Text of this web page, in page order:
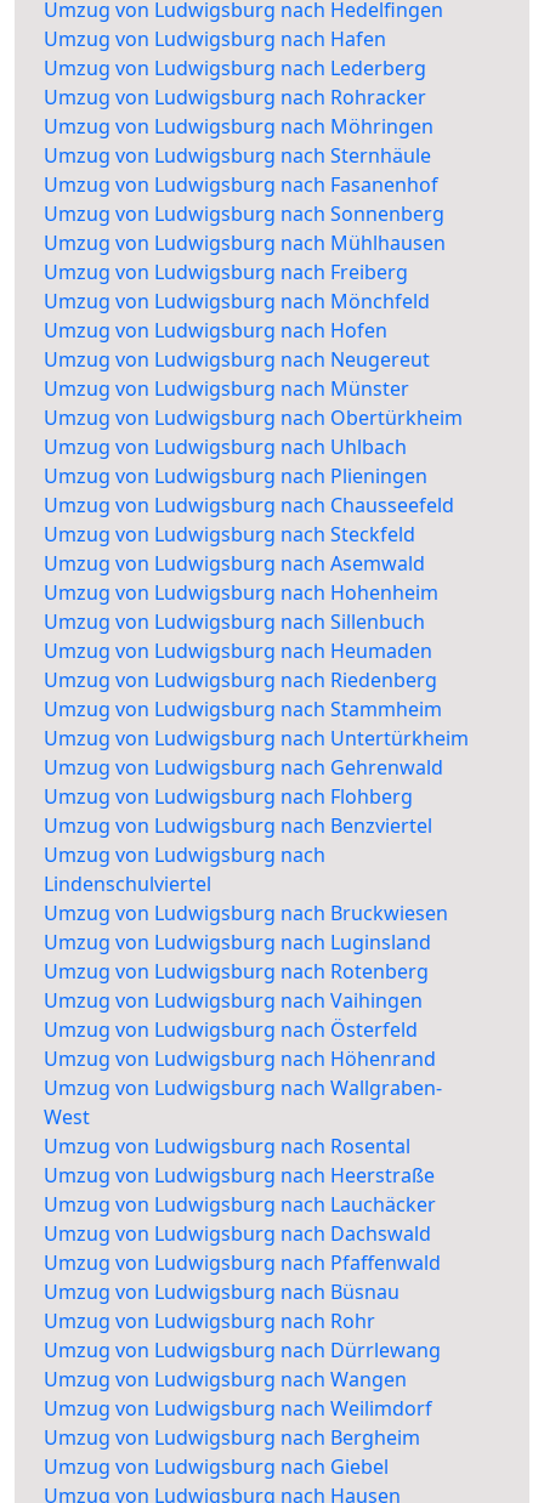
Umzug von Ludwigsburg nach Hedelfingen
Umzug von Ludwigsburg nach Hafen
Umzug von Ludwigsburg nach Lederberg
Umzug von Ludwigsburg nach Rohracker
Umzug von Ludwigsburg nach Möhringen
Umzug von Ludwigsburg nach Sternhäule
Umzug von Ludwigsburg nach Fasanenhof
Umzug von Ludwigsburg nach Sonnenberg
Umzug von Ludwigsburg nach Mühlhausen
Umzug von Ludwigsburg nach Freiberg
Umzug von Ludwigsburg nach Mönchfeld
Umzug von Ludwigsburg nach Hofen
Umzug von Ludwigsburg nach Neugereut
Umzug von Ludwigsburg nach Münster
Umzug von Ludwigsburg nach Obertürkheim
Umzug von Ludwigsburg nach Uhlbach
Umzug von Ludwigsburg nach Plieningen
Umzug von Ludwigsburg nach Chausseefeld
Umzug von Ludwigsburg nach Steckfeld
Umzug von Ludwigsburg nach Asemwald
Umzug von Ludwigsburg nach Hohenheim
Umzug von Ludwigsburg nach Sillenbuch
Umzug von Ludwigsburg nach Heumaden
Umzug von Ludwigsburg nach Riedenberg
Umzug von Ludwigsburg nach Stammheim
Umzug von Ludwigsburg nach Untertürkheim
Umzug von Ludwigsburg nach Gehrenwald
Umzug von Ludwigsburg nach Flohberg
Umzug von Ludwigsburg nach Benzviertel
Umzug von Ludwigsburg nach
Lindenschulviertel
Umzug von Ludwigsburg nach Bruckwiesen
Umzug von Ludwigsburg nach Luginsland
Umzug von Ludwigsburg nach Rotenberg
Umzug von Ludwigsburg nach Vaihingen
Umzug von Ludwigsburg nach Österfeld
Umzug von Ludwigsburg nach Höhenrand
Umzug von Ludwigsburg nach Wallgraben-
West
Umzug von Ludwigsburg nach Rosental
Umzug von Ludwigsburg nach Heerstraße
Umzug von Ludwigsburg nach Lauchäcker
Umzug von Ludwigsburg nach Dachswald
Umzug von Ludwigsburg nach Pfaffenwald
Umzug von Ludwigsburg nach Büsnau
Umzug von Ludwigsburg nach Rohr
Umzug von Ludwigsburg nach Dürrlewang
Umzug von Ludwigsburg nach Wangen
Umzug von Ludwigsburg nach Weilimdorf
Umzug von Ludwigsburg nach Bergheim
Umzug von Ludwigsburg nach Giebel
Umzug von Ludwigsburg nach Hausen